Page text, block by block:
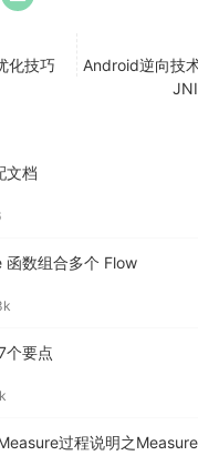
就显示一个新闻
= Modifier,
化技巧
Android逆向
文档
数组合多个 Flow
个要点
过程说明之